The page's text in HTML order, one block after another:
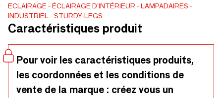
manger ou comme pièce maîtresse dans tout intérieur.
Réglable en hauteur (environ 220 à 295 cm), il se
positionne facilement grâce à sa poignée intégrée. Son
en noyer, ce qui lui permet de s'harmoniser avec différents
styles d'intérieur. Pour plus d'informations ou pour toute
demande de personnalisation, n'hésitez pas à nous
contacter.
ECLAIRAGE ÉCLAIRAGE D'INTÉRIEUR
LAMPADAIRES
INDUSTRIEL
STURDY-LEGS
Caractéristiques produit
Pour voir les caractéristiques produits,
les coordonnées et les conditions de
vente de la marque : créez vous un